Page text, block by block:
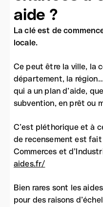
aide ?
La clé est de
locale.
Ce peut être la ville, la
département, la
qui a un plan d’aide,
subvention, en prêt ou
C’est pléthorique et à
de recensement est
Commerces et
aides.fr/
Bien rares sont les
pour des raisons